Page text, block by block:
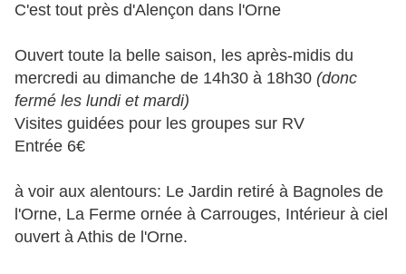
C'est tout près d'Alençon dans l'Orne
Ouvert toute la belle saison, les après-midis du
mercredi au dimanche de 14h30 à 18h30 (donc
fermé les lundi et mardi)
Visites guidées pour les groupes sur RV
Entrée 6€
à voir aux alentours: Le Jardin retiré à Bagnoles de
l'Orne, La Ferme ornée à Carrouges, Intérieur à ciel
ouvert à Athis de l'Orne.